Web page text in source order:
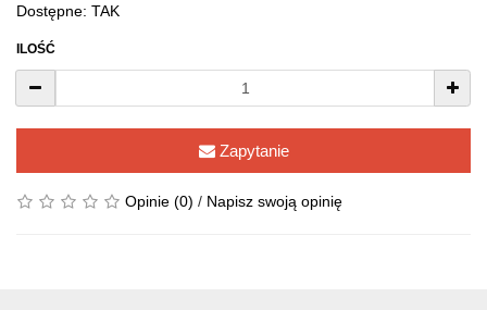
Dostępne: TAK
ILOŚĆ
Zapytanie
Opinie (0) / Napisz swoją opinię